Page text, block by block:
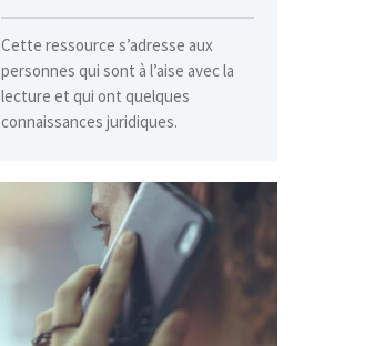
Cette ressource s’adresse aux
personnes qui sont à l’aise avec la
lecture et qui ont quelques
connaissances juridiques.